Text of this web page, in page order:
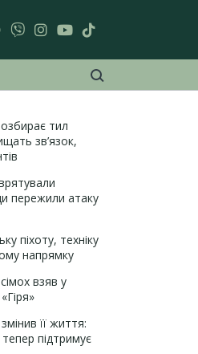
тил
зв’язок,
пережили атаку
піхоту, техніку
напрямку
взяв у
її життя:
підтримує